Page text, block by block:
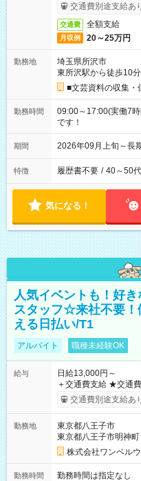
交通費別途支給あ
交通費 全額支給
月収例 20～25万円
勤務地
埼玉県所沢市
東所沢駅から徒歩10分
■文芸資料の収集・
勤務時間
09:00～17:00(実働7
です！
期間 2026年09月上旬～
特徴 履歴書不要 / 40～50
気になる！
人気イベントも！好
スタッフ☆来社不要！
える日払い/T1
アルバイト 職種未経験OK
給与
日給13,000円～
＋交通費支給 ★交通費全額支給！ ┗案件により規定あり ★日払
いOK！（規定あり）
ンビニATMから 日払い分を
交通費別途支給あ
勤務地
東京都八王子市
東京都八王子市明神町
株式会社ワンベル
勤務時間
勤務時間は指定なし